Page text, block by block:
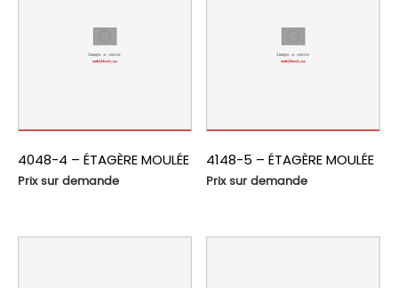
4048-4 – ÉTAGÈRE MOULÉE
Prix sur demande
4148-5 – ÉTAGÈRE MOULÉE
Prix sur demande